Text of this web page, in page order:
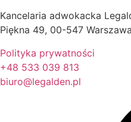
Kancelaria adwokacka
Piękna 49, 00-547 Warszawa
Polityka prywatności
+48 533 039 813
biuro@legalden.pl